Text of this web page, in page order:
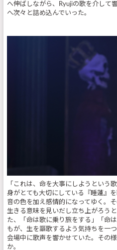
へ伸ばしながら、Ryujiの歌を介して
へ次々と詰め込んでいった。
「これは、命を大事にしようという
身がとても大切にしている『睡蓮』
音の色を加え感情的になってゆく。
生きる意味を見いだし立ち上がろう
た、「命は歌に乗り旅をする」「命
もが、生を謳歌するよう気持ちを一
会場中に歌声を響かせていた。その
か。